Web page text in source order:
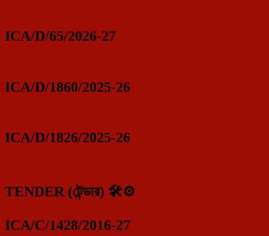
ICA/D/65/2026-27
ICA/D/1860/2025-26
ICA/D/1826/2025-26
TENDER (টেন্ডার) 🛠️⚙️
ICA/C/1428/2016-27